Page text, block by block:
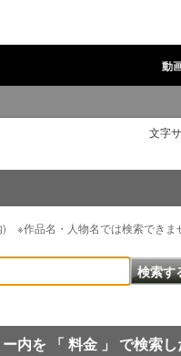
動
文字
※作品名・人物名では検索できま
内を 「 料金 」 で検索